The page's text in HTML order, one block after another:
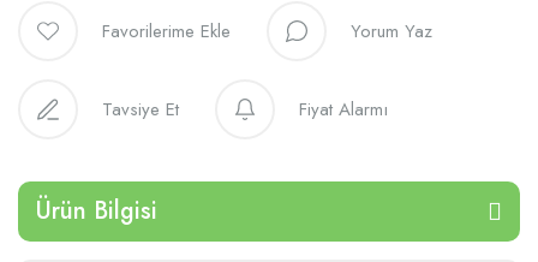
Yorum Yaz
Tavsiye Et Fiyat Alarmı
Ürün Bilgisi